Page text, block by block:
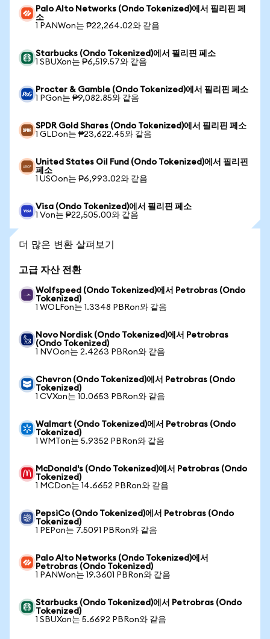
Palo Alto Networks (Ondo Tokenized)에서 필리핀 페
소
1 PANWon는 ₱22,264.02와 같음
Starbucks (Ondo Tokenized)에서 필리핀 페소
1 SBUXon는 ₱6,519.57와 같음
Procter & Gamble (Ondo Tokenized)에서 필리핀 페소
1 PGon는 ₱9,082.85와 같음
SPDR Gold Shares (Ondo Tokenized)에서 필리핀 페소
1 GLDon는 ₱23,622.45와 같음
United States Oil Fund (Ondo Tokenized)에서 필리핀
페소
1 USOon는 ₱6,993.02와 같음
Visa (Ondo Tokenized)에서 필리핀 페소
1 Von는 ₱22,505.00와 같음
더 많은 변환 살펴보기
고급 자산 전환
Wolfspeed (Ondo Tokenized)에서 Petrobras (Ondo
Tokenized)
1 WOLFon는 1.3348 PBRon와 같음
Novo Nordisk (Ondo Tokenized)에서 Petrobras
(Ondo Tokenized)
1 NVOon는 2.4263 PBRon와 같음
Chevron (Ondo Tokenized)에서 Petrobras (Ondo
Tokenized)
1 CVXon는 10.0653 PBRon와 같음
Walmart (Ondo Tokenized)에서 Petrobras (Ondo
Tokenized)
1 WMTon는 5.9352 PBRon와 같음
McDonald's (Ondo Tokenized)에서 Petrobras (Ondo
Tokenized)
1 MCDon는 14.6652 PBRon와 같음
PepsiCo (Ondo Tokenized)에서 Petrobras (Ondo
Tokenized)
1 PEPon는 7.5091 PBRon와 같음
Palo Alto Networks (Ondo Tokenized)에서
Petrobras (Ondo Tokenized)
1 PANWon는 19.3601 PBRon와 같음
Starbucks (Ondo Tokenized)에서 Petrobras (Ondo
Tokenized)
1 SBUXon는 5.6692 PBRon와 같음